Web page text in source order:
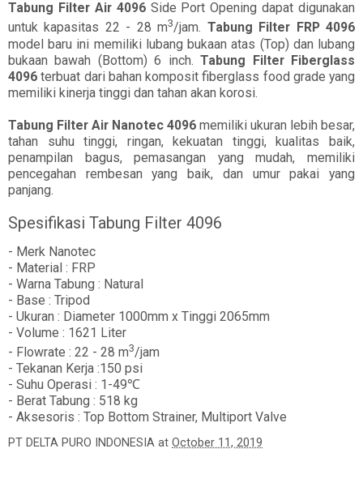
Tabung Filter Air 4096Side Port Opening dapat digunakan
untuk kapasitas 22 - 28 m3/jam. Tabung Filter FRP 4096
model baru ini memiliki lubang bukaan atas (Top) dan lubang
bukaan bawah (Bottom) 6 inch.Tabung Filter Fiberglass
4096 terbuat dari bahan komposit fiberglass food grade yang
memiliki kinerja tinggi dan tahan akan korosi.
Tabung Filter Air Nanotec 4096 memiliki ukuran lebih besar,
tahan suhu tinggi, ringan, kekuatan tinggi, kualitas baik,
penampilan bagus, pemasangan yang mudah, memiliki
pencegahan rembesan yang baik, dan umur pakai yang
panjang.
Spesifikasi Tabung Filter 4096
- Merk Nanotec
- Material : FRP
- Warna Tabung : Natural
- Base : Tripod
- Ukuran : Diameter 1000mm x Tinggi 2065mm
- Volume : 1621 Liter
- Flowrate : 22 - 28 m3/jam
- Tekanan Kerja :150 psi
- Suhu Operasi : 1-49℃
- Berat Tabung : 518 kg
- Aksesoris : Top Bottom Strainer, Multiport Valve
PT DELTA PURO INDONESIA at October 11, 2019